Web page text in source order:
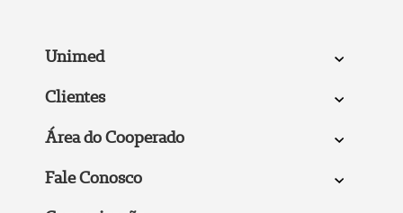
Unimed
Clientes
Área do Cooperado
Fale Conosco